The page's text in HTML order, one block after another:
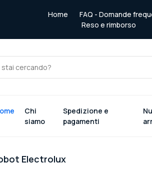
Home
FAQ - Domande
Reso e rimborso
Chi
siamo
Spedizione e
pagamenti
Electrolux